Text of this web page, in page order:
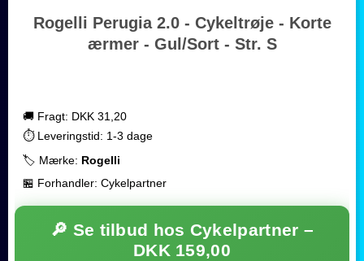
Rogelli Perugia 2.0 - Cykeltrøje - Korte
ærmer - Gul/Sort - Str. S
🚚 Fragt: DKK 31,20
⏱️ Leveringstid: 1-3 dage
🏷️ Mærke: Rogelli
🏪 Forhandler: Cykelpartner
🔎 Se tilbud hos Cykelpartner –
DKK 159,00